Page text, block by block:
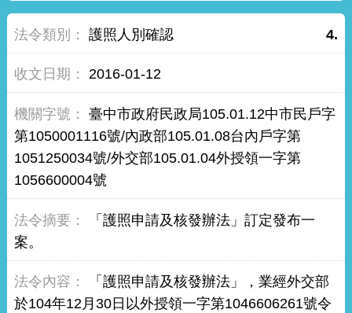
4.
護照人別確認
2016-01-12
臺中市政府民政局105.01.12中市民戶字
第1050001116號/內政部105.01.08台內戶字第
1051250034號/外交部105.01.04外授領一字第
1056600004號
「護照申請及核發辦法」訂定發布一
案。
「護照申請及核發辦法」，業經外交部
於104年12月30日以外授領一字第1046606261號令